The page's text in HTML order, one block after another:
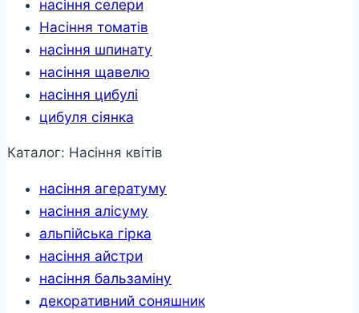
насіння селери
Насіння томатів
насіння шпинату
насіння щавелю
насіння цибулі
цибуля сіянка
Каталог: Насіння квітів
насіння агератуму
насіння алісуму
альпійська гірка
насіння айстри
насіння бальзаміну
декоративний соняшник